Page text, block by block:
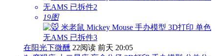
19图
在阳光下微醺 22阅读 前天 20:05